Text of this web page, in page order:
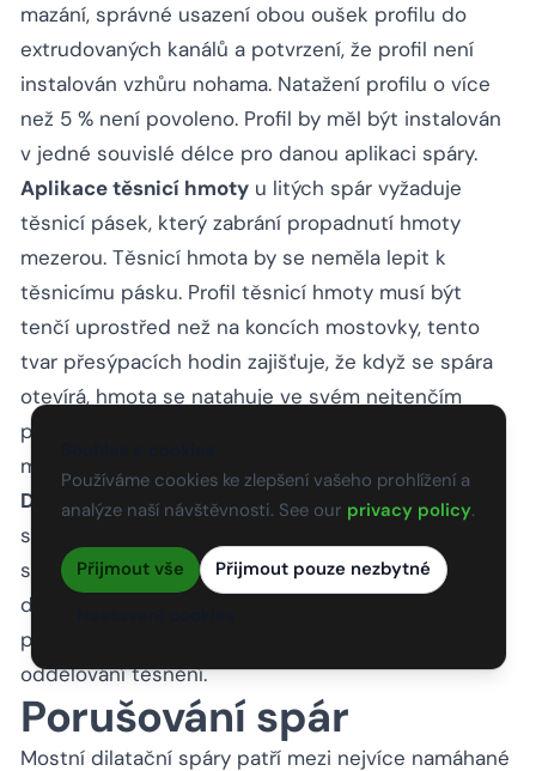
mazání, správné usazení obou oušek profilu do
extrudovaných kanálů a potvrzení, že profil není
instalován vzhůru nohama. Natažení profilu o více
než 5 % není povoleno. Profil by měl být instalován
v jedné souvislé délce pro danou aplikaci spáry.
Aplikace těsnicí hmoty u litých spár vyžaduje
těsnicí pásek, který zabrání propadnutí hmoty
mezerou. Těsnicí hmota by se neměla lepit k
těsnicímu pásku. Profil těsnicí hmoty musí být
tenčí uprostřed než na koncích mostovky, tento
tvar přesýpacích hodin zajišťuje, že když se spára
otevírá, hmota se natahuje ve svém nejtenčím
průřezu uprostřed, nikoli na koncích, kde by se
mohla oddělit od hlavy.
Doba vytvrzovánípřed zatížením dopravou je
specifikována výrobcem pro těsnicí hmoty a
specifikací betonu pro hlavy. Otevření spáry pro
dopravu před dostatečným vytvrdnutím je běžnou
příčinou předčasného odprýskávání hlavy a
oddělování těsnění.
Porušování spár
Mostní dilatační spáry patří mezi nejvíce namáhané
Používáme cookies ke zlepšení vašeho prohlížení a
analýze naší návštěvnosti. See our privacy policy.
Přijmout vše
Přijmout pouze nezbytné